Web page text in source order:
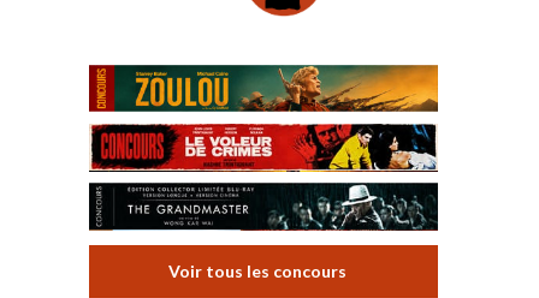
Voir tous les concours